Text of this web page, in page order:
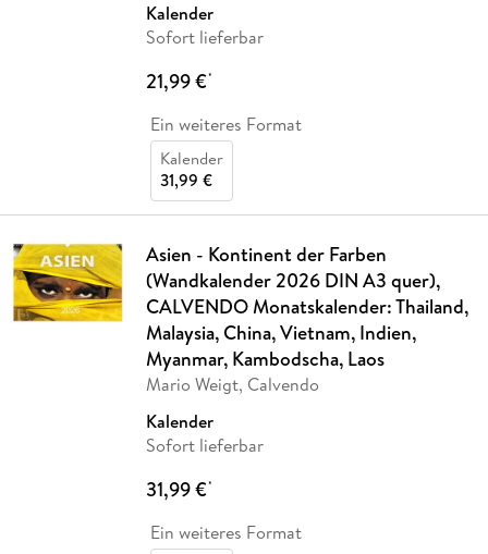
Kalender
Sofort lieferbar
21,99 €*
Ein weiteres Format
Kalender
31,99 €
Asien - Kontinent der Farben
(Wandkalender 2026 DIN A3 quer),
CALVENDO Monatskalender: Thailand,
Malaysia, China, Vietnam, Indien,
Myanmar, Kambodscha, Laos
Mario Weigt, Calvendo
Kalender
Sofort lieferbar
31,99 €*
Ein weiteres Format